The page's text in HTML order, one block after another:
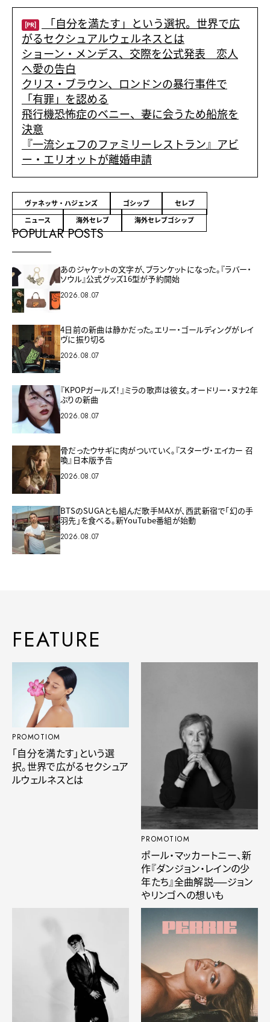
[PR]
「自分を満たす」という選択。世界で広
がるセクシュアルウェルネスとは
ショーン・メンデス、交際を公式発表 恋人
へ愛の告白
クリス・ブラウン、ロンドンの暴行事件で
「有罪」を認める
飛行機恐怖症のベニー、妻に会うため船旅を
決意
『一流シェフのファミリーレストラン』アビ
ー・エリオットが離婚申請
ヴァネッサ・ハジェンズ ゴシップ
セレブ
ニュース
海外セレブ 海外セレブゴシップ
POPULAR POSTS
あのジャケットの文字が、ブランケットになった。『ラバー・
ソウル』公式グッズ16型が予約開始
2026.08.07
4日前の新曲は静かだった。エリー・ゴールディングがレイ
ヴに振り切る
2026.08.07
『KPOPガールズ！』ミラの歌声は彼女。オードリー・ヌナ2年
ぶりの新曲
2026.08.07
骨だったウサギに肉がついていく。『スターヴ・エイカー 召
喚』日本版予告
2026.08.07
BTSのSUGAとも組んだ歌手MAXが、西武新宿で「幻の手
羽先」を食べる。新YouTube番組が始動
2026.08.07
FEATURE
PROMOTIOM
「自分を満たす」という選
択。世界で広がるセクシュア
ルウェルネスとは
PROMOTIOM
ポール・マッカートニー、新
作『ダンジョン・レインの少
年たち』全曲解説──ジョン
やリンゴへの想いも